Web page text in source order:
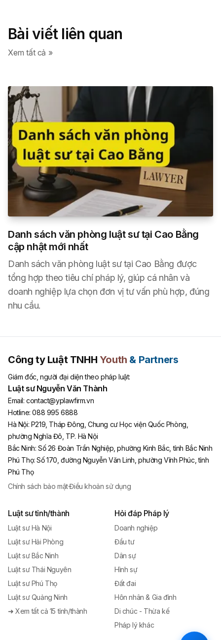
Bài viết liên quan
Xem tất cả »
Danh sách văn phòng luật sư tại Cao Bằng
cập nhật mới nhất
Danh sách văn phòng luật sư tại Cao Bằng được
tổng hợp theo tiêu chí pháp lý, giúp cá nhân và
doanh nghiệp lựa chọn đơn vị tư vấn phù hợp, đúng
nhu cầu.
Công ty Luật TNHH Youth & Partners
Giám đốc, người đại diện theo pháp luật:
Luật sư Nguyễn Văn Thành
Email: contact@yplawfirm.vn
Hotline: 088 995 6888
Hà Nội: P219, Tháp Đông, Chung cư Học viện Quốc Phòng,
phường Nghĩa Đô, TP. Hà Nội
Bắc Ninh:Số 26 Đoàn Trần Nghiệp, phường Kinh Bắc, tỉnh Bắc Ninh
Phú Thọ:Số 170, đường Nguyễn Văn Linh, phường Vĩnh Phúc, tỉnh
Phú Thọ
Chính sách bảo mật·Điều khoản sử dụng
Luật sư tỉnh/thành
Luật sư Hà Nội
Luật sư Hải Phòng
Luật sư Bắc Ninh
Luật sư Thái Nguyên
Luật sư Phú Thọ
Luật sư Quảng Ninh
➜ Xem tất cả 15 tỉnh/thành
Hỏi đáp Pháp lý
Doanh nghiệp
Đầu tư
Dân sự
Hình sự
Đất đai
Hôn nhân & Gia đình
Di chúc - Thừa kế
Pháp lý khác